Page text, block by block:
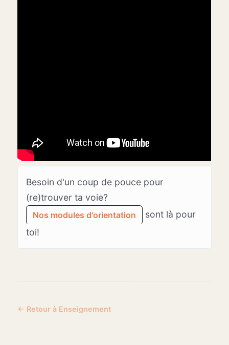
Besoin d'un coup de pouce pour
(re)trouver ta voie?
Nos modules d'orientation
sont là pour
toi!
← Retour à Enseignement